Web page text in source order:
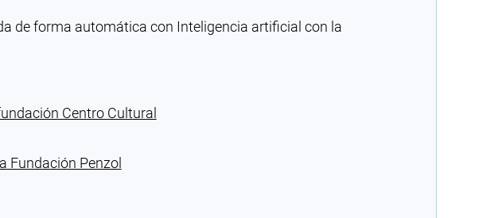
de forma automática con Inteligencia artificial con la
Centro Cultural
Fundación Penzol